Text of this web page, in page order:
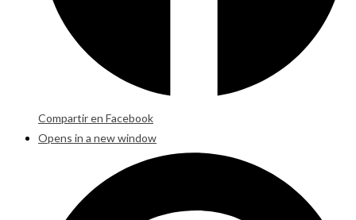
Compartir en Facebook
Opens in a new window